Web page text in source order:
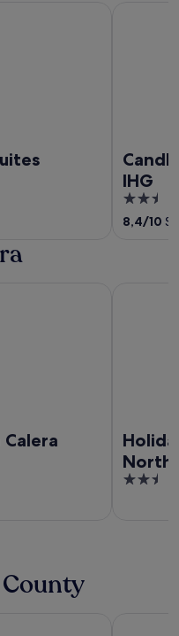
IHG
2.5
out
8,4/10
North
2.5